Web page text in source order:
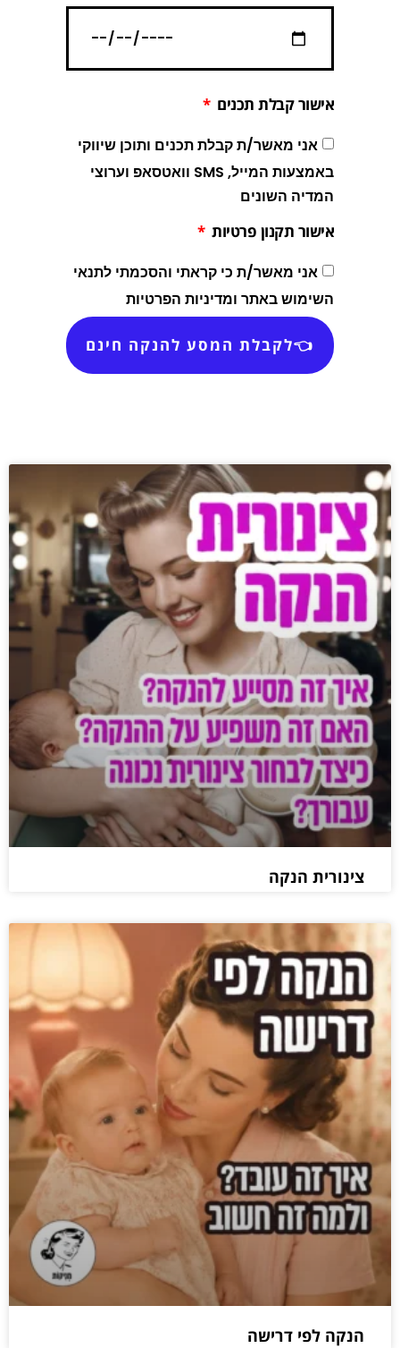
אישור קבלת תכנים
אני מאשר/ת קבלת תכנים ותוכן שיווקי
באמצעות המייל, SMS וואטסאפ וערוצי
המדיה השונים
אישור תקנון פרטיות
אני מאשר/ת כי קראתי והסכמתי לתנאי
השימוש באתר ומדיניות הפרטיות
👈לקבלת המסע להנקה חינם
צינורית הנקה
הנקה לפי דרישה